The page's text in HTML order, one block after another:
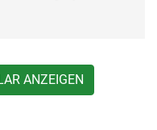
ANZEIGEN